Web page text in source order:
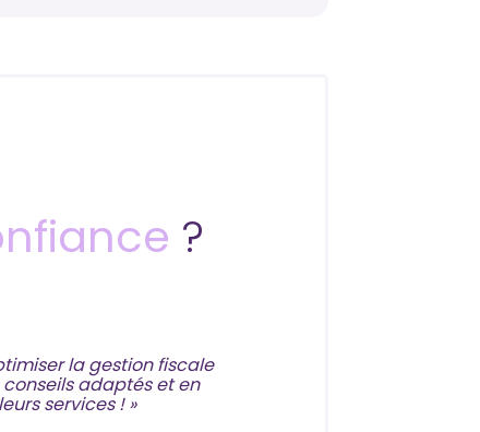
?
la gestion fiscale
adaptés et en
services ! »